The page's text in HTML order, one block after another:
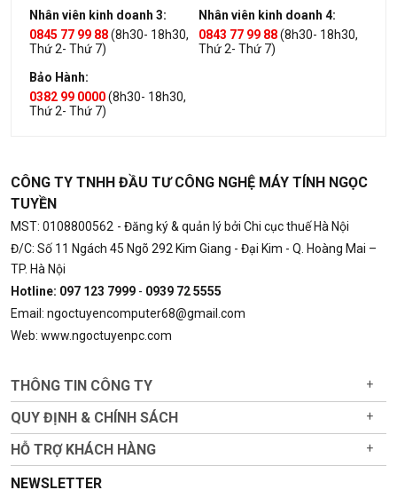
Nhân viên kinh doanh 3:
0845 77 99 88(8h30- 18h30,
Thứ 2- Thứ 7)
Nhân viên kinh doanh 4:
0843 77 99 88(8h30- 18h30,
Thứ 2- Thứ 7)
Bảo Hành:
0382 99 0000(8h30- 18h30,
Thứ 2- Thứ 7)
CÔNG TY TNHH ĐẦU TƯ CÔNG NGHỆ MÁY TÍNH NGỌC
TUYỀN
MST: 0108800562 - Đăng ký & quản lý bởi Chi cục thuế Hà Nội
Đ/C: Số 11 Ngách 45 Ngõ 292 Kim Giang - Đại Kim - Q. Hoàng Mai –
TP. Hà Nội
Hotline: 097 123 7999 - 0939 72 5555
Email: ngoctuyencomputer68@gmail.com
Web: www.ngoctuyenpc.com
THÔNG TIN CÔNG TY +
QUY ĐỊNH & CHÍNH SÁCH +
HỖ TRỢ KHÁCH HÀNG +
NEWSLETTER